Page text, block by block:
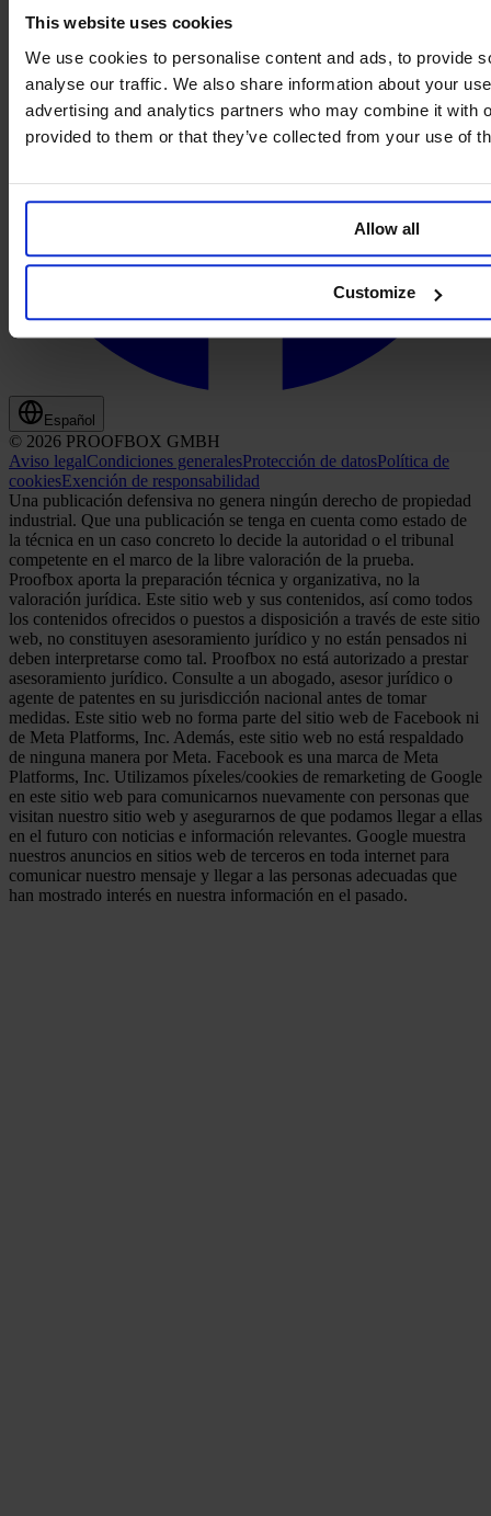
This website uses cookies
We use cookies to personalise content and ads, to provide
analyse our traffic. We also share information about your
advertising and analytics partners who may combine it with
provided to them or that they’ve collected from your use of
Allow all
Customize
Español
© 2026 PROOFBOX GMBH
Aviso legalCondiciones generalesProtección de datosPolítica de
cookiesExención de responsabilidad
Una publicación defensiva no genera ningún derecho de propiedad
industrial. Que una publicación se tenga en cuenta como estado de
la técnica en un caso concreto lo decide la autoridad o el tribunal
competente en el marco de la libre valoración de la prueba.
Proofbox aporta la preparación técnica y organizativa, no la
valoración jurídica. Este sitio web y sus contenidos, así como todos
los contenidos ofrecidos o puestos a disposición a través de este sitio
web, no constituyen asesoramiento jurídico y no están pensados ni
deben interpretarse como tal. Proofbox no está autorizado a prestar
asesoramiento jurídico. Consulte a un abogado, asesor jurídico o
agente de patentes en su jurisdicción nacional antes de tomar
medidas. Este sitio web no forma parte del sitio web de Facebook ni
de Meta Platforms, Inc. Además, este sitio web no está respaldado
de ninguna manera por Meta. Facebook es una marca de Meta
Platforms, Inc. Utilizamos píxeles/cookies de remarketing de Google
en este sitio web para comunicarnos nuevamente con personas que
visitan nuestro sitio web y asegurarnos de que podamos llegar a ellas
en el futuro con noticias e información relevantes. Google muestra
nuestros anuncios en sitios web de terceros en toda internet para
comunicar nuestro mensaje y llegar a las personas adecuadas que
han mostrado interés en nuestra información en el pasado.